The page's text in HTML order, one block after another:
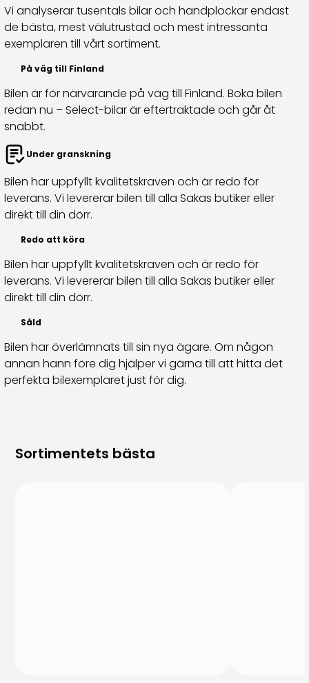
SakaKasko
Finansiering
Hemleverans
SakaVarma för kommersiella fordon
Dragkrokar
Däck till din bil
Köpa bil på distans
Saka Select
Nyheter och kampanjer
Butiker
Företag
Saka Finland Oy
Administration
Kontakta oss
Rekrytering
Faktureringsinformation
För media
Reklamationer
Vi analyserar tusentals bilar och handplockar endast
de bästa, mest välutrustad och mest intressanta
exemplaren till vårt sortiment.
På väg till Finland
Bilen är för närvarande på väg till Finland. Boka bilen
redan nu – Select-bilar är eftertraktade och går åt
snabbt.
Under granskning
Bilen har uppfyllt kvalitetskraven och är redo för
leverans. Vi levererar bilen till alla Sakas butiker eller
direkt till din dörr.
Redo att köra
Bilen har uppfyllt kvalitetskraven och är redo för
leverans. Vi levererar bilen till alla Sakas butiker eller
direkt till din dörr.
Såld
Bilen har överlämnats till sin nya ägare. Om någon
annan hann före dig hjälper vi gärna till att hitta det
perfekta bilexemplaret just för dig.
Sortimentets bästa